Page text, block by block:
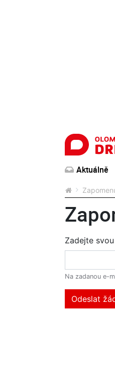
Aktuálně
Zadejte
Na zadanou e-
Odeslat